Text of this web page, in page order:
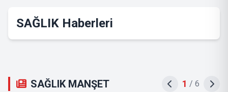
SAĞLIK Haberleri
SAĞLIK MANŞET 2 / 6